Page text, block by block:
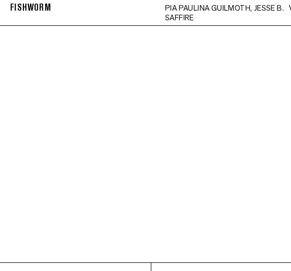
FISHWORM
PIA PAULINA GUILMOTH, JESSE B.
SAFFIRE